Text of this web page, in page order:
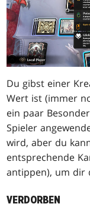
Du gibst einer
Wert ist (immer
ein paar
Spieler
wird, aber du
entsprechende
antippen), um dir
VERDORBEN